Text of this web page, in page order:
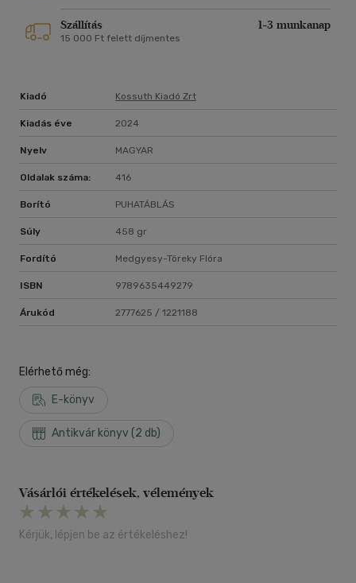
Szállítás 1-3 munkanap
15 000 Ft felett díjmentes
Kiadó Kossuth Kiadó Zrt
Kiadás éve 2024
Nyelv MAGYAR
Oldalak száma: 416
Borító PUHATÁBLÁS
Súly 458 gr
Fordító Medgyesy-Töreky Flóra
ISBN 9789635449279
Árukód 2777625 / 1221188
Elérhető még:
E-könyv
Antikvár könyv (2 db)
Vásárlói értékelések, vélemények
Kérjük, lépjen be az értékeléshez!